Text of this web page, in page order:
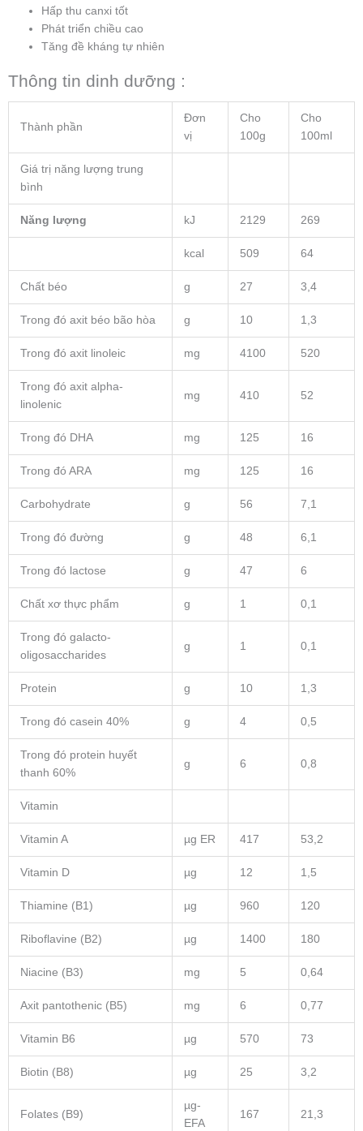
Hấp thu canxi tốt
Phát triển chiều cao
Tăng đề kháng tự nhiên
Thông tin dinh dưỡng :
Thành phần
Đơn
vị
Cho
100g
Cho
100ml
Giá trị năng lượng trung
bình
Năng lượng kJ 2129 269
kcal 509 64
Chất béo g 27 3,4
Trong đó axit béo bão hòa g 10 1,3
Trong đó axit linoleic mg 4100 520
Trong đó axit alpha-
linolenic
mg 410 52
Trong đó DHA mg 125 16
Trong đó ARA mg 125 16
Carbohydrate g 56 7,1
Trong đó đường g 48 6,1
Trong đó lactose g 47 6
Chất xơ thực phẩm g 1 0,1
Trong đó galacto-
oligosaccharides
g 1 0,1
Protein g 10 1,3
Trong đó casein 40% g 4 0,5
Trong đó protein huyết
thanh 60%
g 6 0,8
Vitamin
Vitamin A µg ER 417 53,2
Vitamin D µg 12 1,5
Thiamine (B1) µg 960 120
Riboflavine (B2) µg 1400 180
Niacine (B3) mg 5 0,64
Axit pantothenic (B5) mg 6 0,77
Vitamin B6 µg 570 73
Biotin (B8) µg 25 3,2
Folates (B9)
µg-
EFA
167 21,3